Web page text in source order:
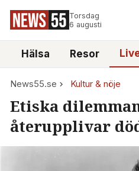
Torsdag
6 augusti
Hälsa Resor
News55.se Kultur & nöje
Etiska
återupplivar